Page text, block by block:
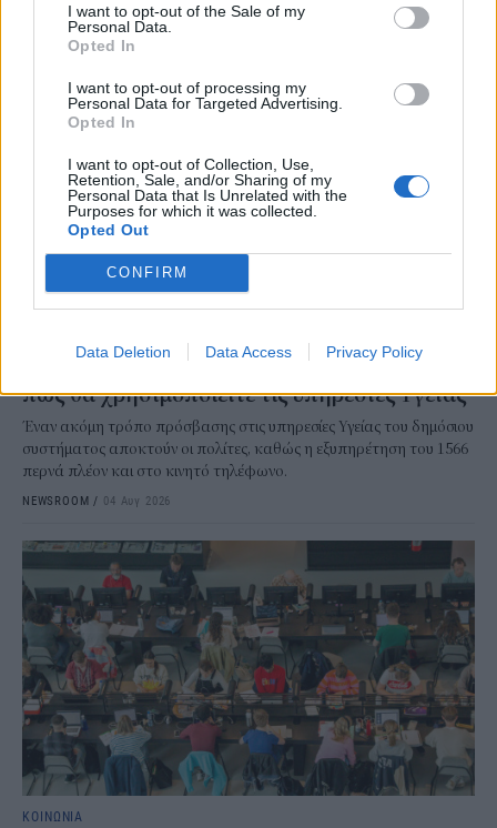
I want to opt-out of the Sale of my
Personal Data.
Opted In
I want to opt-out of processing my
Personal Data for Targeted Advertising.
Opted In
I want to opt-out of Collection, Use,
Retention, Sale, and/or Sharing of my
Personal Data that Is Unrelated with the
Purposes for which it was collected.
Opted Out
CONFIRM
Data Deletion Data Access Privacy Policy
NEWSROOM/04 Αυγ 2026
Εφαρμογή 1566 στο κινητό: Τι αλλάζει και
πώς θα χρησιμοποιείτε τις υπηρεσίες Υγείας
Έναν ακόμη τρόπο πρόσβασης στις υπηρεσίες Υγείας του δημόσιου
συστήματος αποκτούν οι πολίτες, καθώς η εξυπηρέτηση του 1566
περνά πλέον και στο κινητό τηλέφωνο.
NEWSROOM / 04 Αυγ 2026
ΚΟΙΝΩΝΙΑ